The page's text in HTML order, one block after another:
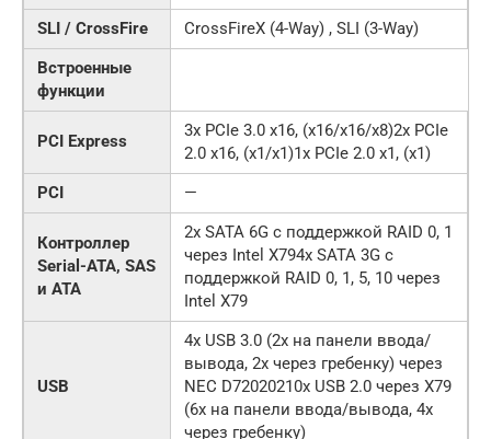
SLI / CrossFire
CrossFireX (4-Way) , SLI (3-Way)
Встроенные
функции
PCI Express
3x PCIe 3.0 x16, (x16/x16/x8)2x PCIe
2.0 x16, (x1/x1)1x PCIe 2.0 x1, (x1)
PCI
—
Контроллер
Serial-ATA, SAS
и ATA
2x SATA 6G с поддержкой RAID 0, 1
через Intel X794x SATA 3G с
поддержкой RAID 0, 1, 5, 10 через
Intel X79
USB
4x USB 3.0 (2x на панели ввода/
вывода, 2x через гребенку) через
NEC D72020210x USB 2.0 через X79
(6x на панели ввода/вывода, 4x
через гребенку)